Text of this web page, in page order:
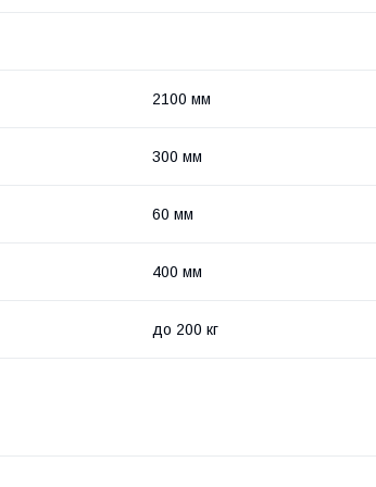
2100 мм
300 мм
60 мм
400 мм
до 200 кг